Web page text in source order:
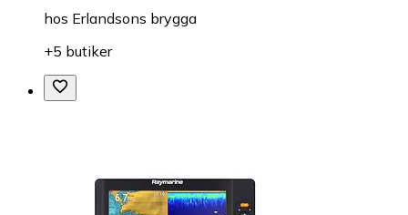
hos Erlandsons brygga
+5 butiker